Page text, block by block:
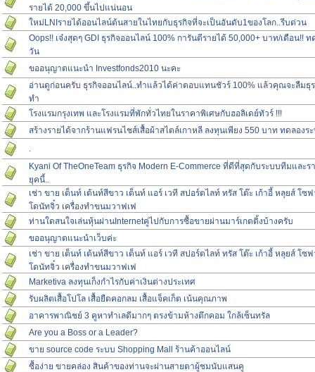
รายได้ 20,000 ขึ้นไปแน่นอน
ใหม่LNIรายได้ออนไลน์ต้นสายในไทยกับธุรกิจที่จะเป็นอันดับ1ของโลก..รีบด่วน
Oops!! เจ๋งสุดๆ GDI ธุรกิจออนไลน์ 100% การันตีรายได้ 50,000+ บาท/เดือน!!
วัน
ขออนุญาตแนะนำ Investfonds2010 นะคะ
อ่านดูก่อนครับ ธุรกิจออนไลน์..ทำแล้วได้ค่าตอบแทนชัวร์ 100% แล้วคุณจะลืมธุร
ทำ
โรงแรมกรุงเทพ และโรงแรมที่พักทั่วไทยในราคาพิเศษกับฮอลิเดย์ทัวร์ !!!
สร้างรายได้จากร้านแฟรนไชส์เสื้อผ้าสไตล์เกาหลี ลงทุนเพียง 550 บาท ทดลองร
.
Kyani Of TheOneTeam ธุรกิจ Modern E-Commerce ที่ดีที่สุดกับระบบทีมและ
ยุคนี้..
เช่า ขาย เต็นท์ เต้นท์สีขาว เต็นท์ แอร์ เวที สปอร์ตไลท์ ทรัส โต๊ะ เก้าอี้ หลุยส์ โซ
โดนัทจิ๋ว เครื่องทำขนมวาฟเฟ
ท่านใดสนใจเล่นหุ้นผ่านInternetคู่ไปกับการซื้อขายผ่านมาร์เกตติ้งบ้างครับ
ขออนุญาตแนะนำเว็บค่ะ
เช่า ขาย เต็นท์ เต้นท์สีขาว เต็นท์ แอร์ เวที สปอร์ตไลท์ ทรัส โต๊ะ เก้าอี้ หลุยส์ โซ
โดนัทจิ๋ว เครื่องทำขนมวาฟเฟ
Marketiva ลงทุนเก็งกำไรกับค่าเงินต่างประเทศ
รับผลิตเสื้อโปโล เสื้อยืดคอกลม เสื้อแจ็คเก็ต เน้นคุณภาพ
อาคารพาณิชย์ 3 คูหาทำเลดีมากๆ ตรงข้ามห้างตึกคอม ใกล้เซ็นทรัล
Are you a Boss or a Leader?
ขาย source code ระบบ Shopping Mall ร้านค้าออนไลน์
ซื้อง่าย ขายคล่อง สินค้าของท่านจะผ่านสายตาผู้ชมนับแสนคู